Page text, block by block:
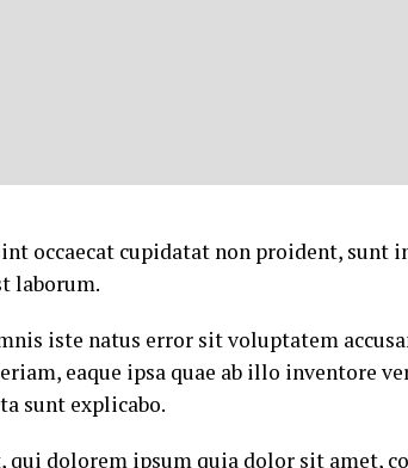
occaecat cupidatat non proident, sunt
laborum.
iste natus error sit voluptatem
eaque ipsa quae ab illo inventore
sunt explicabo.
qui dolorem ipsum quia dolor sit amet,